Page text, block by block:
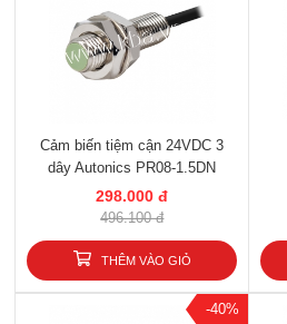
Cảm biến tiệm cận 24VDC 3
dây Autonics PR08-1.5DN
298.000 đ
496.100 đ
THÊM VÀO GIỎ
-40%